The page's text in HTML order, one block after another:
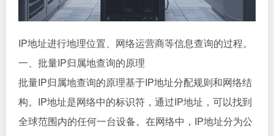
IP地址进行地理位置、网络运营商等信息查询的过程。
一、批量IP归属地查询的原理
批量IP归属地查询的原理基于IP地址分配规则和网络结
构。IP地址是网络中的标识符，通过IP地址，可以找到
全球范围内的任何一台设备。在网络中，IP地址分为公